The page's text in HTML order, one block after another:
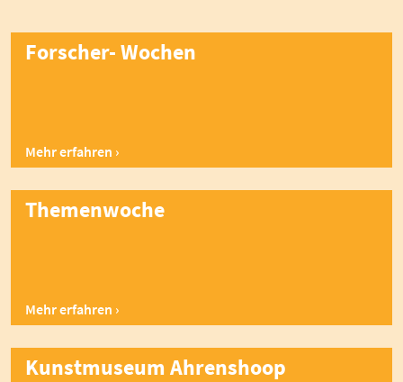
Forscher- Wochen
Mehr erfahren
Themenwoche
Mehr erfahren
Kunstmuseum Ahrenshoop